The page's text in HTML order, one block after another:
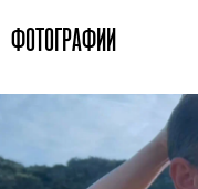
ФОТОГРАФИИ